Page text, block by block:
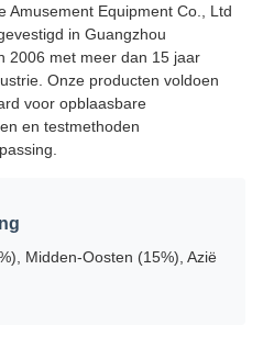
Amusement Equipment Co., Ltd
in Guangzhou
2006 met meer dan 15 jaar
Onze producten voldoen
voor opblaasbare
en testmethoden
Midden-Oosten (15%), Azië